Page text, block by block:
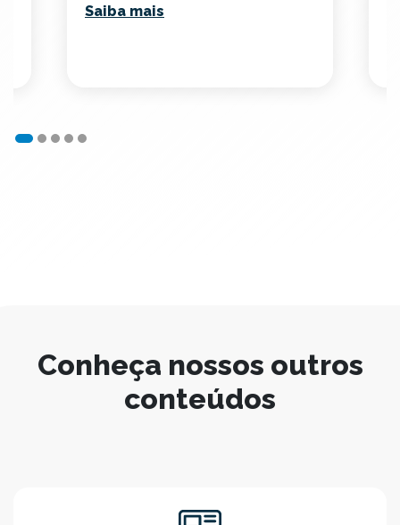
Saiba mais
Conheça nossos outros
conteúdos